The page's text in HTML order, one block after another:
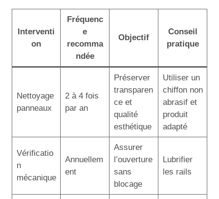
Interventi
on
Fréquenc
e
recomma
ndée
Objectif
Conseil
pratique
Nettoyage
panneaux
2 à 4 fois
par an
Préserver
transparen
ce et
qualité
esthétique
Utiliser un
chiffon non
abrasif et
produit
adapté
Vérificatio
n
mécanique
Annuellem
ent
Assurer
l’ouverture
sans
blocage
Lubrifier
les rails